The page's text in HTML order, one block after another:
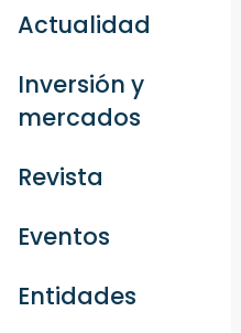
Actualidad
Inversión y
mercados
Revista
Eventos
Entidades